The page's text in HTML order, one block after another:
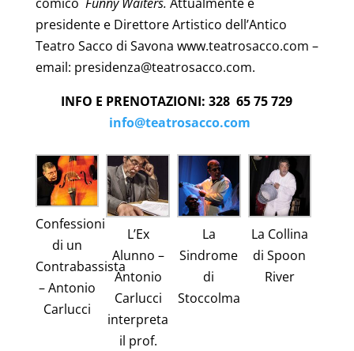
presidente e Direttore Artistico dell’Antico
Teatro Sacco di Savona www.teatrosacco.com –
email: presidenza@teatrosacco.com.
INFO E PRENOTAZIONI: 328 65 75 729
info@teatrosacco.com
Confessioni
di un
Contrabassista
– Antonio
Carlucci
L’Ex
Alunno –
Antonio
Carlucci
interpreta
il prof.
La
Sindrome
di
Stoccolma
La Collina
di Spoon
River